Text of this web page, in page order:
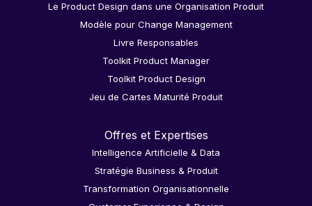
Le Product Design dans une Organisation Produit
Modèle pour Change Management
Livre Responsables
Toolkit Product Manager
Toolkit Product Design
Jeu de Cartes Maturité Produit
Offres et Expertises
Intelligence Artificielle & Data
Stratégie Business & Produit
Transformation Organisationnelle